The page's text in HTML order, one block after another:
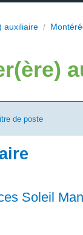
auxiliaire /
de poste
Soleil